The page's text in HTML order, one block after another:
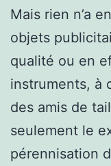
Mais rien n’a
objets
qualité ou en
instruments, à
des amis de
seulement le
pérennisation